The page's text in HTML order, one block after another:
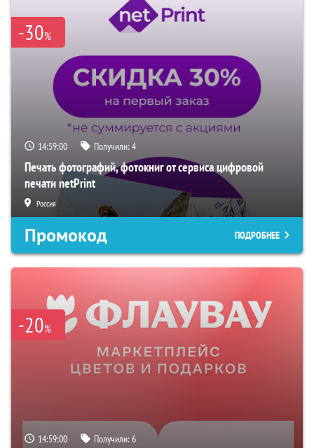
-30%
14:59:00 Получили:4
Печать фотографий, фотокниг от сервиса цифровой
печати netPrint
Россия
Промокод ПОДРОБНЕЕ
-20%
14:59:00 Получили:6